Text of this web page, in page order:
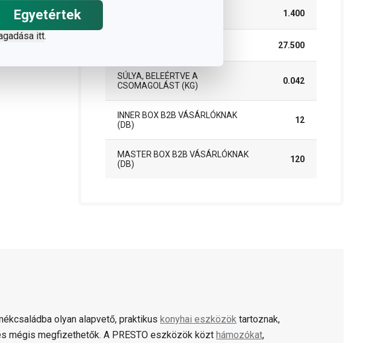
Egyetértek
itt.
1.400
27.500
SÚLYA, BELEÉRTVE A
CSOMAGOLÁST (KG)
0.042
INNER BOX B2B VÁSÁRLÓKNAK
(DB)
12
MASTER BOX B2B VÁSÁRLÓKNAK
(DB)
120
olyan alapvető, praktikus konyhai eszközök tartoznak,
mégis megfizethetők. A PRESTO eszközök közt hámozókat,